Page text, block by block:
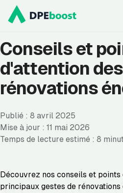
Prendre rendez-vous
Conseils et
d'attention
rénovations
Publié : 8 avril 2025
Mise à jour : 11 mai 2026
Temps de lecture estimé : 8
Découvrez nos conseils et
principaux gestes de